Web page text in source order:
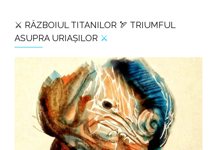
⚔️ RĂZBOIUL TITANILOR 🏹 TRIUMFUL
ASUPRA URIAȘILOR ⚔️